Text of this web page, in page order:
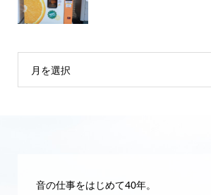
月を選択
音の仕事をはじめて40年。